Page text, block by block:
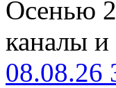
Осенью
каналы и
08.08.26